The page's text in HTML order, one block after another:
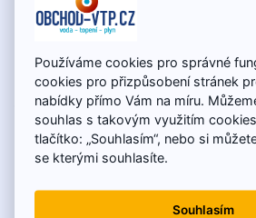
problém: stačí stlačiť bezpečnostnú
Specifikace
Barva
Výška
Používáme cookies pro správné
cookies pro přizpůsobení stránek
nabídky přímo Vám na míru.
souhlas s takovým využitím
tlačítko: „Souhlasím“, nebo si
se kterými souhlasíte.
Souhlasím